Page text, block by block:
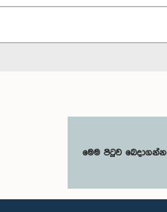
මෙම පිටුව බෙදාගන්න